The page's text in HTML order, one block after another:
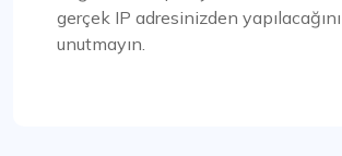
gerçek IP adresinizden yapılacağını
unutmayın.